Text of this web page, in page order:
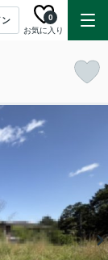
ン
お気に入り
0